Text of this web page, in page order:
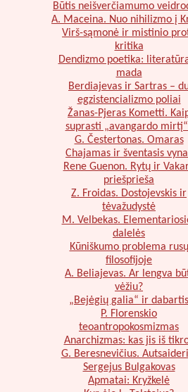
Būtis neišverčiamumo
A. Maceina. Nuo nihilizmo į
Virš-sąmonė ir mistinio
kritika
Dendizmo poetika:
mada
Berdiajevas ir Sartras –
egzistencializmo poliai
Žanas-Pjeras Kometti.
suprasti „avangardo
G. Čestertonas. Omaras
Chajamas ir šventasis
Rene Guenon. Rytų ir
priešprieša
Z. Froidas. Dostojevskis ir
tėvažudystė
M. Velbekas.
dalelės
Kūniškumo problema rusų
filosofijoje
A. Beliajevas. Ar lengva
vėžiu?
„Bejėgių galia“ ir dabartis
P. Florenskio
teoantropokosmizmas
Anarchizmas: kas jis iš
G. Beresnevičius.
Sergejus Bulgakovas
Apmatai: Kryžkelė